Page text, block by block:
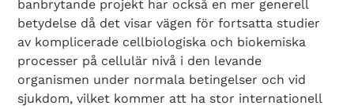
banbrytande projekt har också en mer generell
betydelse då det visar vägen för fortsatta studier
av komplicerade cellbiologiska och biokemiska
processer på cellulär nivå i den levande
organismen under normala betingelser och vid
sjukdom, vilket kommer att ha stor internationell